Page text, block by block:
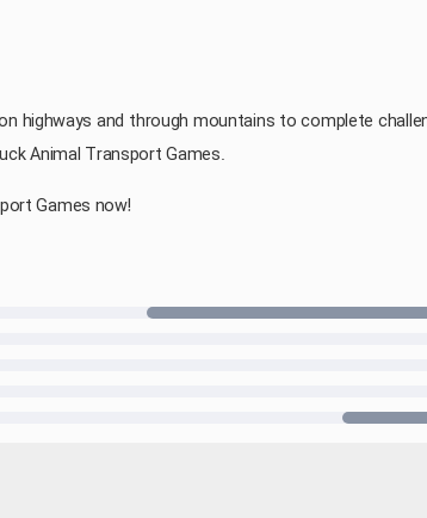
highways and through mountains to complete
Animal Transport Games.
Games now!